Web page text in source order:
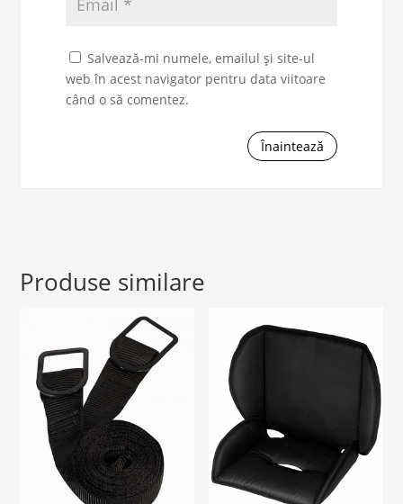
Salvează-mi numele, emailul și site-ul
web în acest navigator pentru data viitoare
când o să comentez.
Înaintează
Produse similare